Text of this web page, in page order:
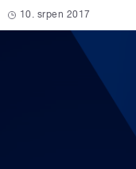
10. srpen 2017